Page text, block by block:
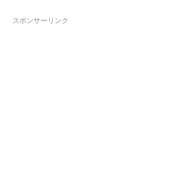
スポンサーリンク